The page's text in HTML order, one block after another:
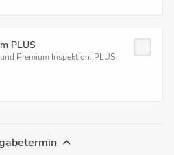
PLUS
Premium Inspektion: PLUS